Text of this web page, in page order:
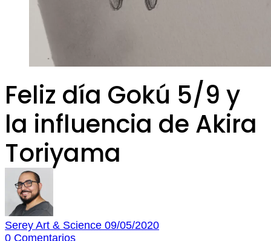
Feliz día Gokú 5/9 y
la influencia de Akira
Toriyama
Serey Art & Science 09/05/2020
0 Comentarios